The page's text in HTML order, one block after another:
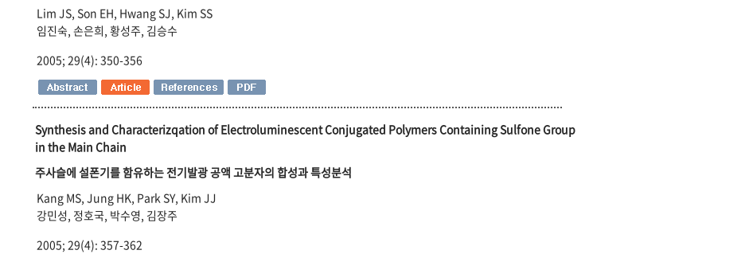
Lim JS, Son EH, Hwang SJ, Kim SS
임진숙, 손은희, 황성주, 김승수
2005; 29(4): 350-356
Synthesis and Characterizqation of Electroluminescent Conjugated Polymers Containing Sulfone Group
in the Main Chain
주사슬에 설폰기를 함유하는 전기발광 공액 고분자의 합성과 특성분석
Kang MS, Jung HK, Park SY, Kim JJ
강민성, 정호국, 박수영, 김장주
2005; 29(4): 357-362